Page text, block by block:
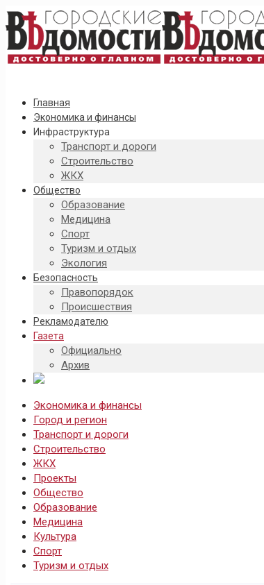
Главная
Экономика и финансы
Инфраструктура
Транспорт и дороги
Строительство
ЖКХ
Общество
Образование
Медицина
Спорт
Туризм и отдых
Экология
Безопасность
Правопорядок
Происшествия
Рекламодателю
Газета
Официально
Архив
Экономика и финансы
Город и регион
Транспорт и дороги
Строительство
ЖКХ
Проекты
Общество
Образование
Медицина
Культура
Спорт
Туризм и отдых